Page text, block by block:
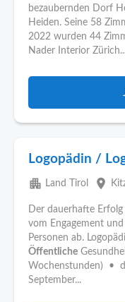
bezaubernden Dorf
Heiden. Seine 58
2022 wurden 44
Nader Interior
Logopädin /
apartment Land Tirol place
Der dauerhafte Erfolg
vom Engagement
Personen ab.
Öffentliche
Wochenstunden) •
September...